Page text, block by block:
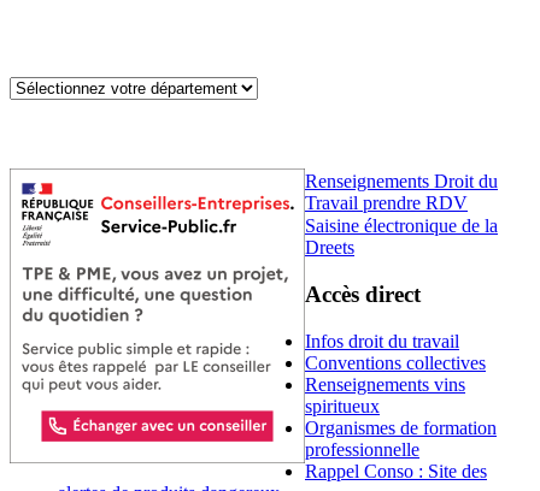
Renseignements Droit du
Travail prendre RDV
Saisine électronique de la
Dreets
Accès direct
Infos droit du travail
Conventions collectives
Renseignements vins
spiritueux
Organismes de formation
professionnelle
Rappel Conso : Site des